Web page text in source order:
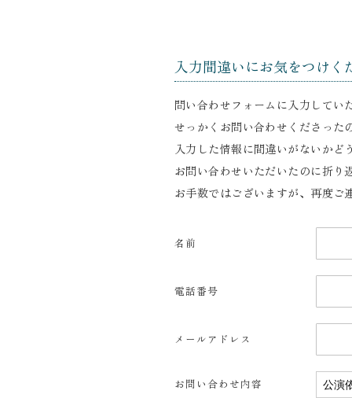
入力間違いにお気をつけく
問い合わせフォームに入力してい
せっかくお問い合わせくださった
入力した情報に間違いがないかど
お問い合わせいただいたのに折り
お手数ではございますが、再度ご
名前
電話番号
メールアドレス
お問い合わせ内容